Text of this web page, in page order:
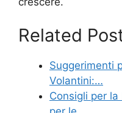
Related
Suggerimenti
Volantini:…
Consigli per